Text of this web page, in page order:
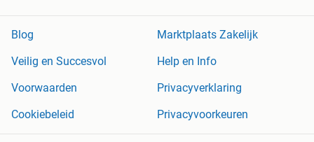
Blog
Marktplaats Zakelijk
Veilig en Succesvol
Help en Info
Voorwaarden
Privacyverklaring
Cookiebeleid
Privacyvoorkeuren